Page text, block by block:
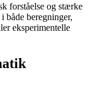
forståelse og stærke
både beregninger,
eksperimentelle